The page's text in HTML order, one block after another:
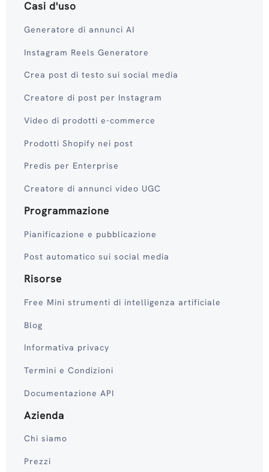
Casi d'uso
Generatore di annunci AI
Instagram Reels Generatore
Crea post di testo sui social media
Creatore di post per Instagram
Video di prodotti e-commerce
Prodotti Shopify nei post
Predis per Enterprise
Creatore di annunci video UGC
Programmazione
Pianificazione e pubblicazione
Post automatico sui social media
Risorse
Free Mini strumenti di intelligenza artificiale
Blog
Informativa privacy
Termini e Condizioni
Documentazione API
Azienda
Chi siamo
Prezzi